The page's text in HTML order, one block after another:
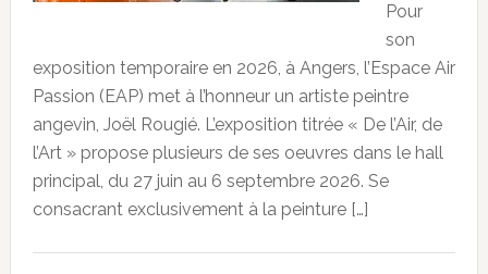
Pour
son
exposition temporaire en 2026, à Angers, l’Espace Air
Passion (EAP) met à l’honneur un artiste peintre
angevin, Joël Rougié. L’exposition titrée « De l’Air, de
l’Art » propose plusieurs de ses oeuvres dans le hall
principal, du 27 juin au 6 septembre 2026. Se
consacrant exclusivement à la peinture […]